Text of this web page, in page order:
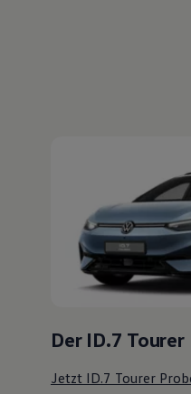
Ihre
Probefahrt